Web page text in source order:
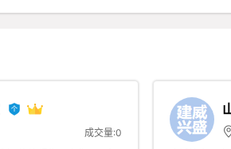
成交量:0